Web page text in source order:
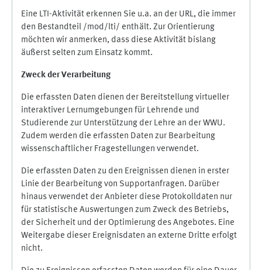
Eine LTI-Aktivität erkennen Sie u.a. an der URL, die immer
den Bestandteil /mod/lti/ enthält. Zur Orientierung
möchten wir anmerken, dass diese Aktivität bislang
äußerst selten zum Einsatz kommt.
Zweck der Verarbeitung
Die erfassten Daten dienen der Bereitstellung virtueller
interaktiver Lernumgebungen für Lehrende und
Studierende zur Unterstützung der Lehre an der WWU.
Zudem werden die erfassten Daten zur Bearbeitung
wissenschaftlicher Fragestellungen verwendet.
Die erfassten Daten zu den Ereignissen dienen in erster
Linie der Bearbeitung von Supportanfragen. Darüber
hinaus verwendet der Anbieter diese Protokolldaten nur
für statistische Auswertungen zum Zweck des Betriebs,
der Sicherheit und der Optimierung des Angebotes. Eine
Weitergabe dieser Ereignisdaten an externe Dritte erfolgt
nicht.